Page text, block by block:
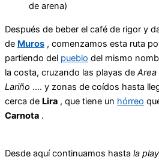
de arena)
Después de beber el café de rigor y
de Muros , comenzamos esta ruta
partiendo del pueblo del mismo
la costa, cruzando las playas de Area
Lariño …. y zonas de coídos hasta
cerca de Lira , que tiene un hórreo
Carnota .
Desde aquí continuamos hasta la